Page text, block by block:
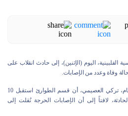
اليوم (الإثنين)، إلى حادث انقلاب على
وفاة وعدد من الإصابات.
وأوضح مدير مستشفى الخاصرة العام، تركي العصيمي، أن قسم الطوارئ استقبل 10
لافتاً إلى أن الإصابات الحرجة نُقلت إلى